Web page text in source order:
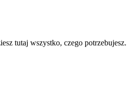
tutaj wszystko, czego potrzebujesz.